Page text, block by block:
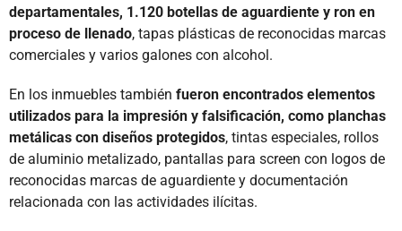
departamentales, 1.120 botellas de aguardiente y ron en
proceso de llenado, tapas plásticas de reconocidas marcas
comerciales y varios galones con alcohol.
En los inmuebles también fueron encontrados elementos
utilizados para la impresión y falsificación, como planchas
metálicas con diseños protegidos, tintas especiales, rollos
de aluminio metalizado, pantallas para screen con logos de
reconocidas marcas de aguardiente y documentación
relacionada con las actividades ilícitas.